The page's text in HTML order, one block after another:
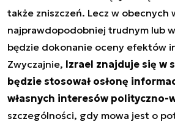
także zniszczeń. Lecz w obecnych
najprawdopodobniej trudnym lub
będzie dokonanie oceny efektów
Zwyczajnie, Izrael znajduje się w
będzie stosował osłonę
własnych interesów polityczno-
szczególności, gdy mowa jest o